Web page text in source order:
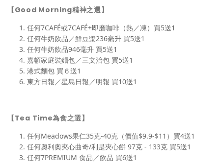
【Good Morning精神之選】
任何7CAFÉ或7CAFÉ+即磨咖啡（熱／凍）買5送1
任何牛奶飲品／鮮豆漿236毫升 買5送1
任何牛奶飲品946毫升 買5送1
嘉頓家庭裝麵包／三文治包 買5送1
港式麵包 買６送1
東方日報／星島日報／明報 買10送1
【Tea Time為食之選】
任何Meadows果仁35克-40克（價值$9.9-$11）買4送1
任何奧利奧夾心曲奇/利是夾心餅 97克 - 133克 買5送1
任何7PREMIUM 食品／飲品 買6送1